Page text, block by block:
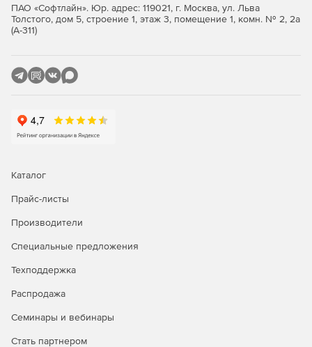
ПАО «Софтлайн». Юр. адрес: 119021, г. Москва, ул. Льва
Толстого, дом 5, строение 1, этаж 3, помещение 1, комн. № 2, 2а
(А-311)
Каталог
Прайс-листы
Производители
Специальные предложения
Техподдержка
Распродажа
Семинары и вебинары
Стать партнером